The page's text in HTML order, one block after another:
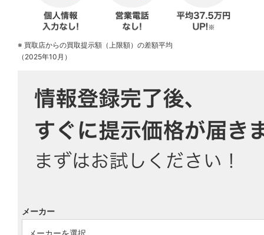
※ 買取店からの買取提示額（上限額）の差額平均
（2025年10月）
メーカー